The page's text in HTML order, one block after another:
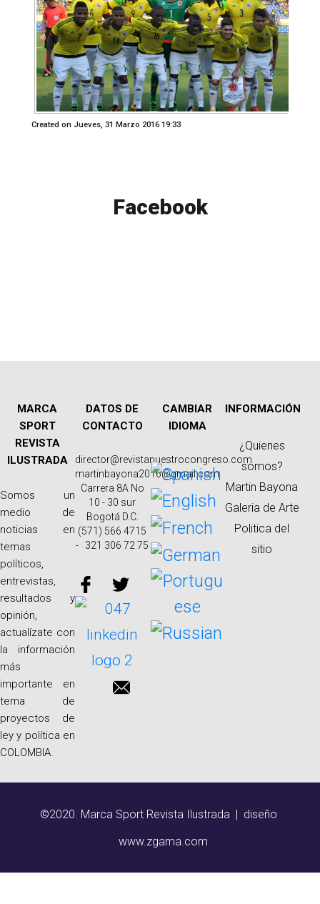
Created on Jueves, 31 Marzo 2016 19:33
Facebook
MARCA
SPORT
REVISTA
ILUSTRADA
Somos un
medio de
noticias en
temas
políticos,
entrevistas,
resultados y
opinión,
actualízate con
la información
más
importante en
tema de
proyectos de
ley y política en
COLOMBIA.
DATOS DE
CONTACTO
director@revistanuestrocongreso.com
martinbayona2016@gmail.com
Carrera 8A No
10 - 30 sur
Bogotá D.C.
(571) 566 4715
- 321 306 72 75
CAMBIAR
IDIOMA
INFORMACIÓN
¿Quienes
somos?
Martin Bayona
Galeria de Arte
Politica del
sitio
©2020. Marca Sport Revista Ilustrada | diseño
www.zgama.com